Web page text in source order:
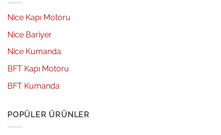
Nice Kapı Motoru
Nice Bariyer
Nice Kumanda
BFT Kapı Motoru
BFT Kumanda
POPÜLER ÜRÜNLER